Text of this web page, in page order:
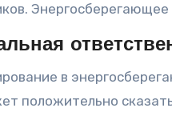
в
положительно